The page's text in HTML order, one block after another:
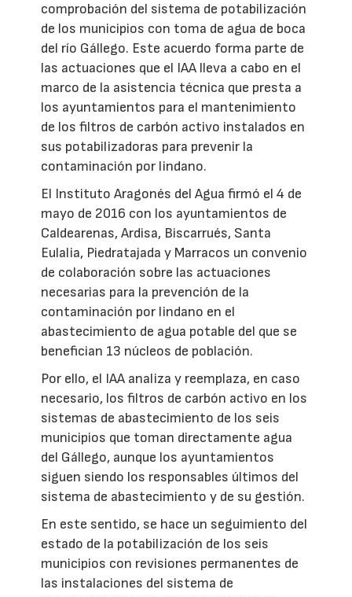
comprobación del sistema de potabilización
de los municipios con toma de agua de boca
del río Gállego. Este acuerdo forma parte de
las actuaciones que el IAA lleva a cabo en el
marco de la asistencia técnica que presta a
los ayuntamientos para el mantenimiento
de los filtros de carbón activo instalados en
sus potabilizadoras para prevenir la
contaminación por lindano.
El Instituto Aragonés del Agua firmó el 4 de
mayo de 2016 con los ayuntamientos de
Caldearenas, Ardisa, Biscarrués, Santa
Eulalia, Piedratajada y Marracos un convenio
de colaboración sobre las actuaciones
necesarias para la prevención de la
contaminación por lindano en el
abastecimiento de agua potable del que se
benefician 13 núcleos de población.
Por ello, el IAA analiza y reemplaza, en caso
necesario, los filtros de carbón activo en los
sistemas de abastecimiento de los seis
municipios que toman directamente agua
del Gállego, aunque los ayuntamientos
siguen siendo los responsables últimos del
sistema de abastecimiento y de su gestión.
En este sentido, se hace un seguimiento del
estado de la potabilización de los seis
municipios con revisiones permanentes de
las instalaciones del sistema de